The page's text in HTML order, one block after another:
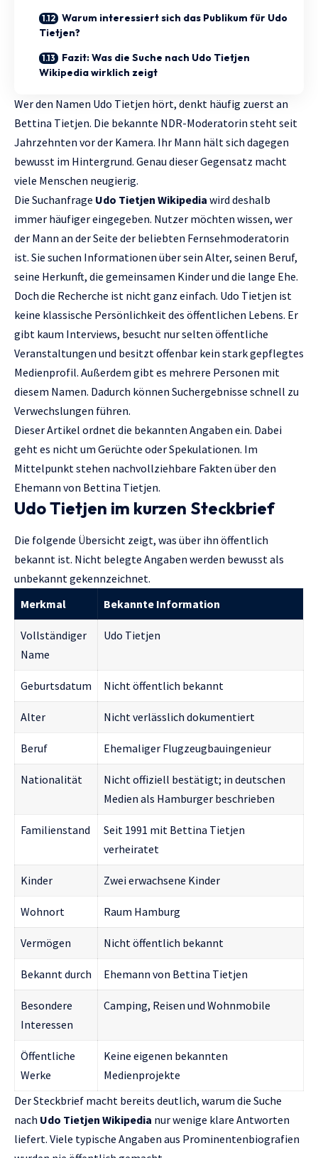
Warum interessiert sich das Publikum für Udo
Tietjen?
Fazit: Was die Suche nach Udo Tietjen
Wikipedia wirklich zeigt
Wer den Namen Udo Tietjen hört, denkt häufig zuerst an
Bettina Tietjen. Die bekannte NDR-Moderatorin steht seit
Jahrzehnten vor der Kamera. Ihr Mann hält sich dagegen
bewusst im Hintergrund. Genau dieser Gegensatz macht
viele Menschen neugierig.
Die Suchanfrage Udo Tietjen Wikipedia wird deshalb
immer häufiger eingegeben. Nutzer möchten wissen, wer
der Mann an der Seite der beliebten Fernsehmoderatorin
ist. Sie suchen Informationen über sein Alter, seinen Beruf,
seine Herkunft, die gemeinsamen Kinder und die lange Ehe.
Doch die Recherche ist nicht ganz einfach. Udo Tietjen ist
keine klassische Persönlichkeit des öffentlichen Lebens. Er
gibt kaum Interviews, besucht nur selten öffentliche
Veranstaltungen und besitzt offenbar kein stark gepflegtes
Medienprofil. Außerdem gibt es mehrere Personen mit
diesem Namen. Dadurch können Suchergebnisse schnell zu
Verwechslungen führen.
Dieser Artikel ordnet die bekannten Angaben ein. Dabei
geht es nicht um Gerüchte oder Spekulationen. Im
Mittelpunkt stehen nachvollziehbare Fakten über den
Ehemann von Bettina Tietjen.
Udo Tietjen im kurzen Steckbrief
Die folgende Übersicht zeigt, was über ihn öffentlich
bekannt ist. Nicht belegte Angaben werden bewusst als
unbekannt gekennzeichnet.
Merkmal
Bekannte Information
Vollständiger
Name
Udo Tietjen
Geburtsdatum Nicht öffentlich bekannt
Alter Nicht verlässlich dokumentiert
Beruf Ehemaliger Flugzeugbauingenieur
Nationalität
Nicht offiziell bestätigt; in deutschen
Medien als Hamburger beschrieben
Familienstand
Seit 1991 mit Bettina Tietjen
verheiratet
Kinder Zwei erwachsene Kinder
Wohnort Raum Hamburg
Vermögen Nicht öffentlich bekannt
Bekannt durch Ehemann von Bettina Tietjen
Besondere
Interessen
Camping, Reisen und Wohnmobile
Öffentliche
Werke
Keine eigenen bekannten
Medienprojekte
Der Steckbrief macht bereits deutlich, warum die Suche
nach Udo Tietjen Wikipedia nur wenige klare Antworten
liefert. Viele typische Angaben aus Prominentenbiografien